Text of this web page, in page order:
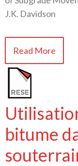
J.K. Davidson
Read More
bitume